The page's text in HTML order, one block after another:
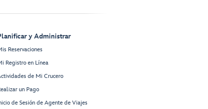
y Administrar
Reservaciones
Registro en Línea
de Mi Crucero
un Pago
de Sesión de Agente de Viajes